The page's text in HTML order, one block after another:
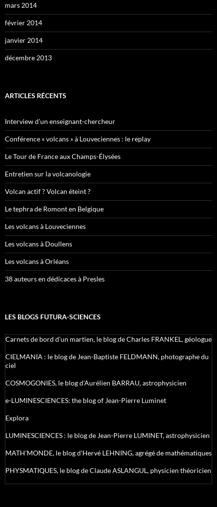
mars 2014
février 2014
janvier 2014
décembre 2013
ARTICLES RÉCENTS
Interview d’un enseignant-chercheur
Conférence « volcans » à Louveciennes : le replay
Le Tour de France aux Champs-Élysées
Entretien sur la volcanologie
Volcan actif ? Volcan éteint ?
Le tephra de Romont en Belgique
Les volcans à Louveciennes
Les volcans à Doullens
Les volcans à Orléans
38 auteurs en dédicaces à Presles
LES BLOGS FUTURA-SCIENCES
Carnets de bord d’un martien, le blog de Charles FRANKEL, géologue
CIELMANIA : le blog de Jean-Baptiste FELDMANN, photographe du
ciel
COSMOGONIES, le blog d'Aurélien BARRAU, astrophysicien
e-LUMINESCIENCES: the blog of Jean-Pierre Luminet
Explora
LUMINESCIENCES : le blog de Jean-Pierre LUMINET, astrophysicien
MATH'MONDE, le blog d'Hervé LEHNING, agrégé de mathématiques
PHYSMATIQUES, le blog de Claude ASLANGUL, physicien théoricien